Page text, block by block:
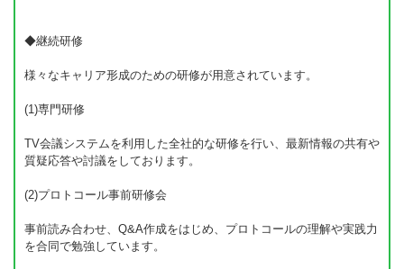
◆継続研修
様々なキャリア形成のための研修が用意されています。
(1)専門研修
TV会議システムを利用した全社的な研修を行い、最新情報の共有や
質疑応答や討議をしております。
(2)プロトコール事前研修会
事前読み合わせ、Q&A作成をはじめ、プロトコールの理解や実践力
を合同で勉強しています。